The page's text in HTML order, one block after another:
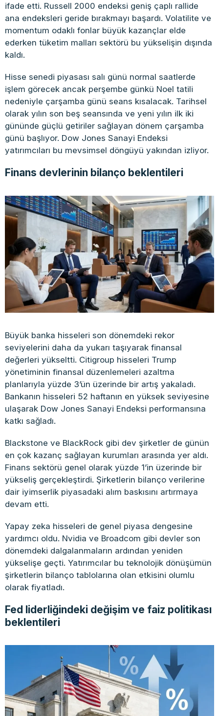
ifade etti. Russell 2000 endeksi geniş çaplı rallide
ana endeksleri geride bırakmayı başardı. Volatilite ve
momentum odaklı fonlar büyük kazançlar elde
ederken tüketim malları sektörü bu yükselişin dışında
kaldı.
Hisse senedi piyasası salı günü normal saatlerde
işlem görecek ancak perşembe günkü Noel tatili
nedeniyle çarşamba günü seans kısalacak. Tarihsel
olarak yılın son beş seansında ve yeni yılın ilk iki
gününde güçlü getiriler sağlayan dönem çarşamba
günü başlıyor. Dow Jones Sanayi Endeksi
yatırımcıları bu mevsimsel döngüyü yakından izliyor.
Finans devlerinin bilanço beklentileri
Büyük banka hisseleri son dönemdeki rekor
seviyelerini daha da yukarı taşıyarak finansal
değerleri yükseltti. Citigroup hisseleri Trump
yönetiminin finansal düzenlemeleri azaltma
planlarıyla yüzde 3’ün üzerinde bir artış yakaladı.
Bankanın hisseleri 52 haftanın en yüksek seviyesine
ulaşarak Dow Jones Sanayi Endeksi performansına
katkı sağladı.
Blackstone ve BlackRock gibi dev şirketler de günün
en çok kazanç sağlayan kurumları arasında yer aldı.
Finans sektörü genel olarak yüzde 1’in üzerinde bir
yükseliş gerçekleştirdi. Şirketlerin bilanço verilerine
dair iyimserlik piyasadaki alım baskısını artırmaya
devam etti.
Yapay zeka hisseleri de genel piyasa dengesine
yardımcı oldu. Nvidia ve Broadcom gibi devler son
dönemdeki dalgalanmaların ardından yeniden
yükselişe geçti. Yatırımcılar bu teknolojik dönüşümün
şirketlerin bilanço tablolarına olan etkisini olumlu
olarak fiyatladı.
Fed liderliğindeki değişim ve faiz politikası
beklentileri